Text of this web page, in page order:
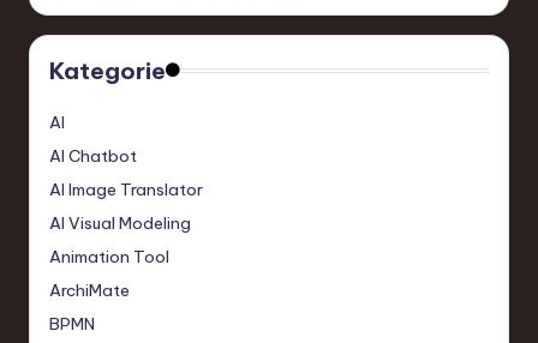
Kategorie
AI
AI Chatbot
AI Image Translator
AI Visual Modeling
Animation Tool
ArchiMate
BPMN